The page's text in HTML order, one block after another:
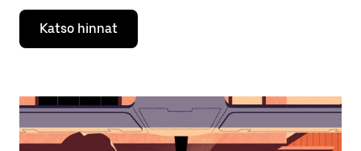
Valitse
päivämäärä
kalenterissa
Sulje
Esc-
Katso hinnat